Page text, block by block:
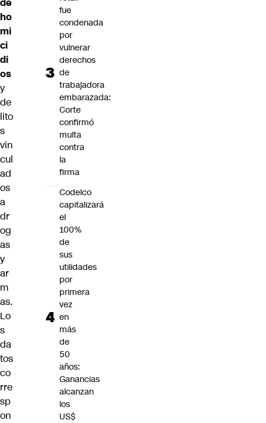
ho
mi
ci
di
os
y
de
lito
s
vin
cul
ad
os
a
dr
og
as
y
ar
m
as.
Lo
s
da
tos
co
rre
sp
on
fue
condenada
por
vulnerar
derechos
de
trabajadora
embarazada:
Corte
confirmó
multa
contra
la
firma
Codelco
capitalizará
el
100%
de
sus
utilidades
por
primera
vez
en
más
de
50
años:
Ganancias
alcanzan
los
US$